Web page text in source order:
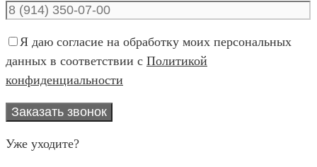
Я даю согласие на обработку моих персональных
данных в соответствии с Политикой
конфиденциальности
Уже уходите?